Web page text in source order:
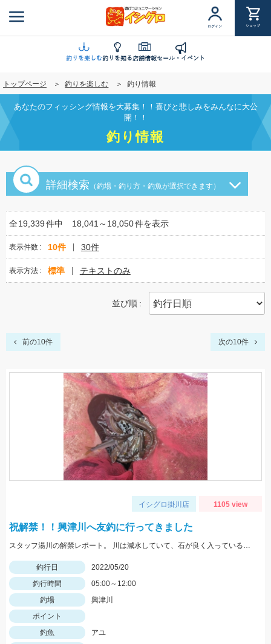
ン
に
移
動
ログイン ショップ
釣りを楽しむ釣りを知る店舗情報セール・イベント
トップページ 釣りを楽しむ 釣り情報
あなたのフィッシング情報を大募集！！喜びと悲しみをみんなに大公
開！！
釣り情報
詳細検索 （釣場・釣り方・釣魚が選択できます）
全19,339件中 18,041～18,050件を表示
表示件数 10件 30件
表示方法 標準 テキストのみ
並び順
前の10件 次の10件
イシグロ掛川店 1105 view
祝解禁！！興津川へ友釣に行ってきました
スタッフ湯川の解禁レポート。 川は減水していて、石が良く入っている波立ちあるポイントがオススメ
釣行日
2022/05/20
釣行時間
05:00～12:00
釣場
興津川
ポイント
釣魚
アユ